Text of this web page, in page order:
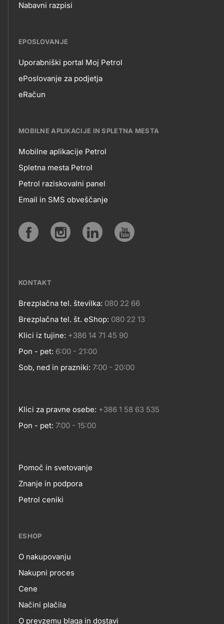
Nabavni razpisi
EPOSLOVANJE
EPOSLOVANJE
Uporabniški portal Moj Petrol
ePoslovanje za podjetja
eRačun
MOBILNE APLIKACIJE IN SPLETNA MESTA
MOBILNE
APLIKACIJE
SPLETNA
Mobilne aplikacije Petrol
Spletna mesta Petrol
Petrol raziskovalni panel
Email in SMS obveščanje
KONTAKT
Kontakt
Brezplačna tel. številka: 080 22 66
Brezplačna tel. št. eShop: 080 22 13
Klici iz tujine: +386 14 71 45 90
Pon - pet: 6:00 - 21:00
Sob, ned in prazniki: 7:00 - 20:00
Klici za pravne osebe: +386 1 58 63 535
Pon - pet: 7:00 - 15:00
Footer
links
Pomoč in svetovanje
Znanje in podpora
Petrol ceniki
ESHOP
eshop
O nakupovanju
Nakupni proces
Cene
Načini plačila
O prevzemu blaga in dostavi